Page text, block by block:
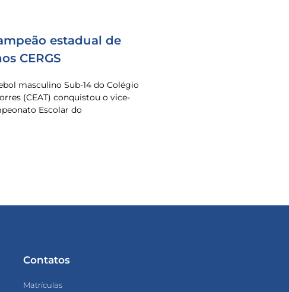
estadual de
CERGS
masculino Sub-14 do Colégio
(CEAT) conquistou o vice-
Escolar do
Contatos
Matrículas